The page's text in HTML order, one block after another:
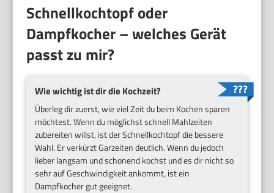
Schnellkochtopf oder
Dampfkocher – welches Gerät
passt zu mir?
Wie wichtig ist dir die Kochzeit?
Überleg dir zuerst, wie viel Zeit du beim Kochen sparen
möchtest. Wenn du möglichst schnell Mahlzeiten
zubereiten willst, ist der Schnellkochtopf die bessere
Wahl. Er verkürzt Garzeiten deutlich. Wenn du jedoch
lieber langsam und schonend kochst und es dir nicht so
sehr auf Geschwindigkeit ankommt, ist ein
Dampfkocher gut geeignet.